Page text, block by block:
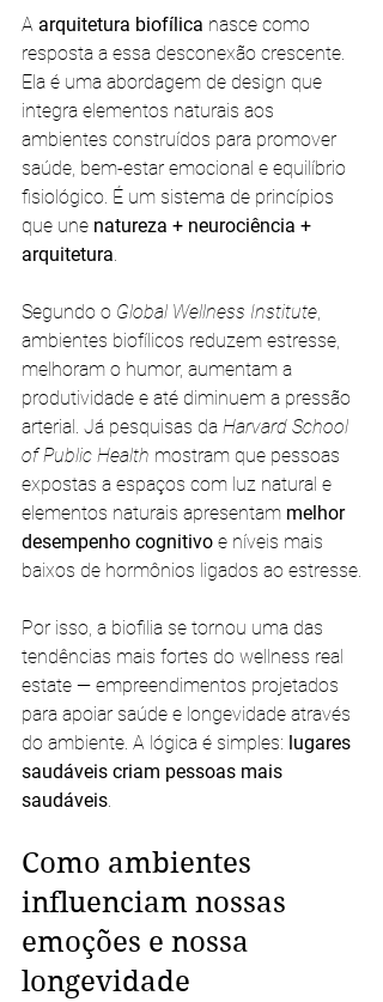
A arquitetura biofílica nasce como
resposta a essa desconexão crescente.
Ela é uma abordagem de design que
integra elementos naturais aos
ambientes construídos para promover
saúde, bem-estar emocional e equilíbrio
fisiológico. É um sistema de princípios
que une natureza + neurociência +
arquitetura.
Segundo o Global Wellness Institute,
ambientes biofílicos reduzem estresse,
melhoram o humor, aumentam a
produtividade e até diminuem a pressão
arterial. Já pesquisas da Harvard School
of Public Health mostram que pessoas
expostas a espaços com luz natural e
elementos naturais apresentam melhor
desempenho cognitivo e níveis mais
baixos de hormônios ligados ao estresse.
Por isso, a biofilia se tornou uma das
tendências mais fortes do wellness real
estate — empreendimentos projetados
para apoiar saúde e longevidade através
do ambiente. A lógica é simples: lugares
saudáveis criam pessoas mais
saudáveis.
Como ambientes
influenciam nossas
emoções e nossa
longevidade